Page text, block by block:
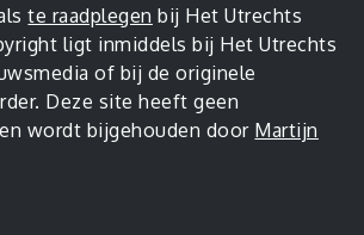
te raadplegen bij Het Utrechts
ligt inmiddels bij Het Utrechts
of bij de originele
Deze site heeft geen
wordt bijgehouden door Martijn